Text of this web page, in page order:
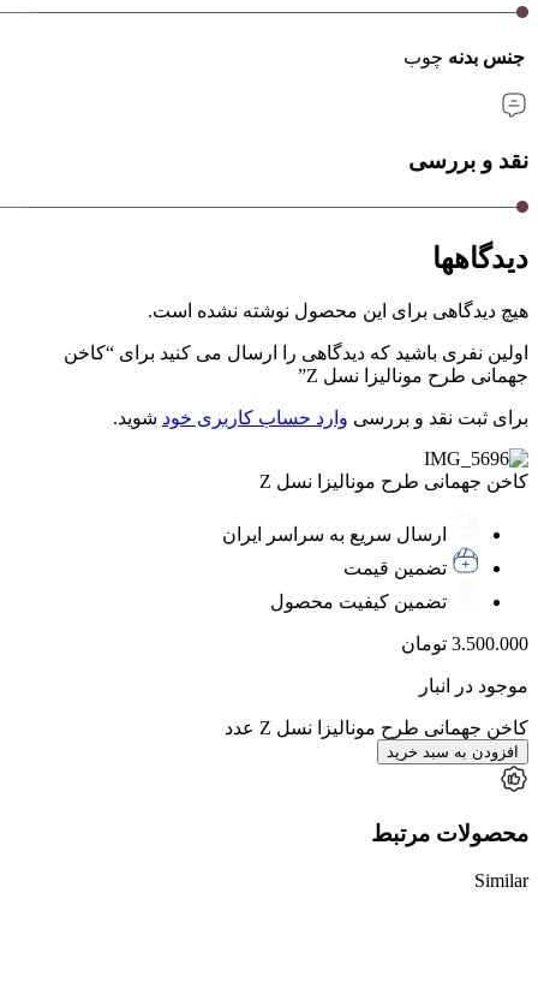
جنس بدنه چوب
نقد و بررسی
دیدگاهها
هیچ دیدگاهی برای این محصول نوشته نشده است.
اولین نفری باشید که دیدگاهی را ارسال می کنید برای “کاخن
جهمانی طرح مونالیزا نسل Z”
برای ثبت نقد و بررسی وارد حساب کاربری خود شوید.
کاخن جهمانی طرح مونالیزا نسل Z
ارسال سریع به سراسر ایران
تضمین قیمت
تضمین کیفیت محصول
3.500.000 تومان
موجود در انبار
کاخن جهمانی طرح مونالیزا نسل Z عدد
افزودن به سبد خرید
محصولات مرتبط
Similar